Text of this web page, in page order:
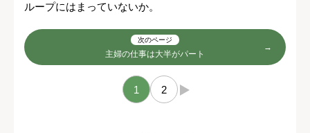
ループにはまっていないか。
次のページ
主婦の仕事は大半がパート
1 2 →